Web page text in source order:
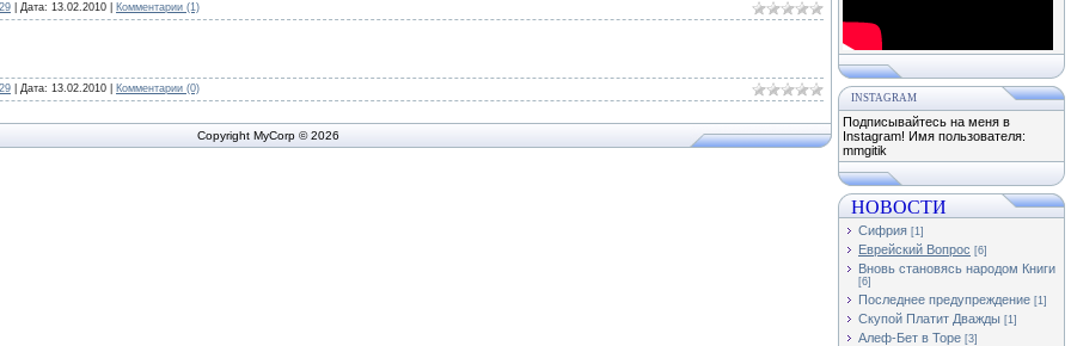
| Дата: 13.02.2010 Комментарии (1)
| Дата: 13.02.2010 Комментарии (0)
Copyright MyCorp © 2026
INSTAGRAM
Подписывайтесь на меня в
Instagram! Имя пользователя:
mmgitik
НОВОСТИ
Сифрия [1]
Еврейский Вопрос [6]
Вновь становясь народом Книги
[6]
Последнее предупреждение [1]
Скупой Платит Дважды [1]
Алеф-Бет в Торе [3]